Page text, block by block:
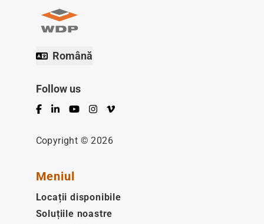
Română
Follow us
Facebook
LinkedInYouTubeInstagram
Vimeo
Copyright © 2026
Meniul
Locații disponibile
Soluțiile noastre